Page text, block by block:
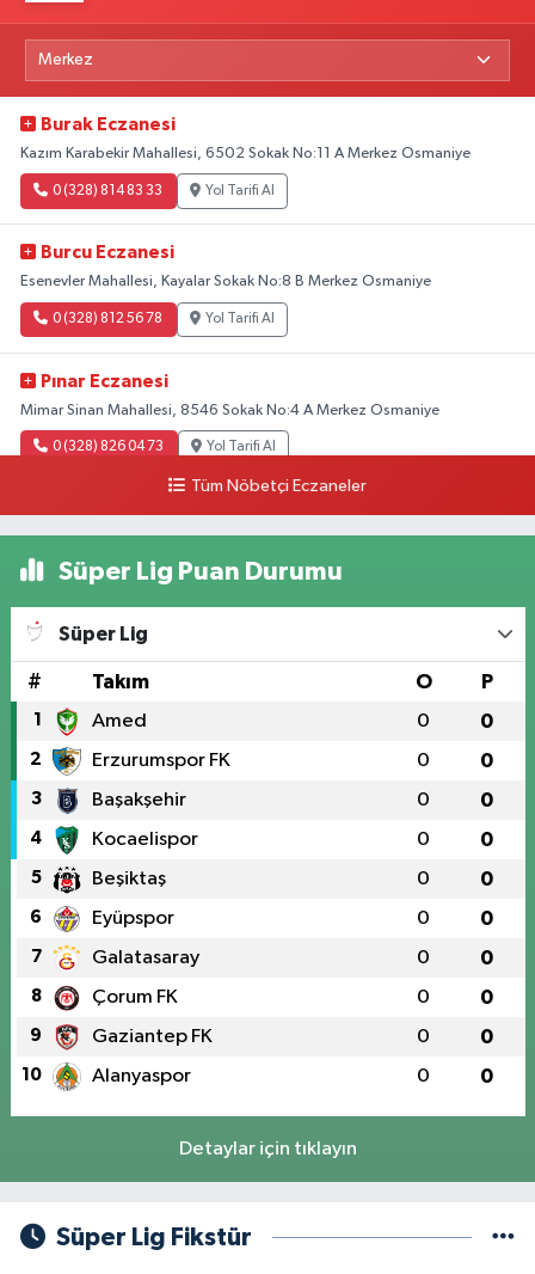
Burak Eczanesi
Kazım Karabekir Mahallesi, 6502 Sokak No:11 A Merkez Osmaniye
0 (328) 814 83 33 Yol Tarifi Al
Burcu Eczanesi
Esenevler Mahallesi, Kayalar Sokak No:8 B Merkez Osmaniye
0 (328) 812 56 78 Yol Tarifi Al
Pınar Eczanesi
Mimar Sinan Mahallesi, 8546 Sokak No:4 A Merkez Osmaniye
0 (328) 826 04 73 Yol Tarifi Al
Tüm Nöbetçi Eczaneler
Süper Lig Puan Durumu
Süper Lig
# Takım O P
1 Amed 0 0
2 Erzurumspor FK 0 0
3 Başakşehir 0 0
4 Kocaelispor 0 0
5 Beşiktaş 0 0
6 Eyüpspor 0 0
7 Galatasaray 0 0
8 Çorum FK 0 0
9 Gaziantep FK 0 0
10 Alanyaspor 0 0
Detaylar için tıklayın
Süper Lig Fikstür